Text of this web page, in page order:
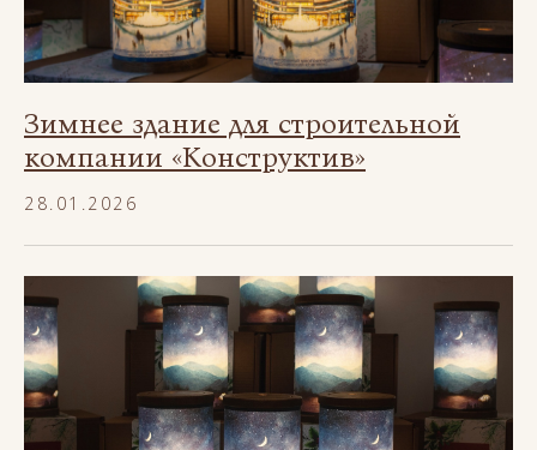
Зимнее здание для строительной
компании «Конструктив»
28.01.2026